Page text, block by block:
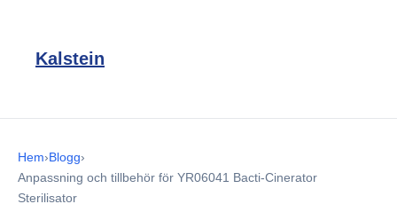
Kalstein
Hem›Blogg›
Anpassning och tillbehör för YR06041 Bacti-Cinerator
Sterilisator